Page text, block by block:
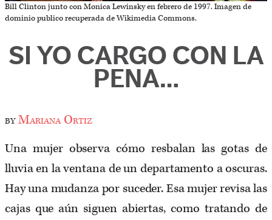
Bill Clinton junto con Monica Lewinsky en febrero de 1997. Imagen de
dominio publico recuperada de Wikimedia Commons.
SI YO CARGO CON LA
PENA…
byMariana Ortiz
Una mujer observa cómo resbalan las gotas de
lluvia en la ventana de un departamento a oscuras.
Hay una mudanza por suceder. Esa mujer revisa las
cajas que aún siguen abiertas, como tratando de